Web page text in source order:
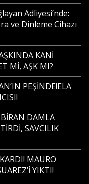
Adliyesi’nde:
ve Dinleme Cihazı
KANİ
Mİ, AŞK MI?
PEŞİNDE!ELA
DAMLA
SAVCILIK
MAURO
YIKTI!